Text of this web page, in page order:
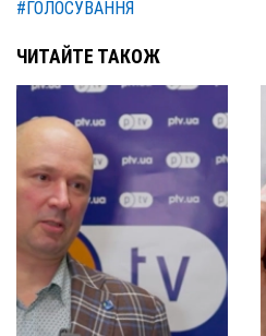
#ГОЛОСУВАННЯ
ЧИТАЙТЕ ТАКОЖ